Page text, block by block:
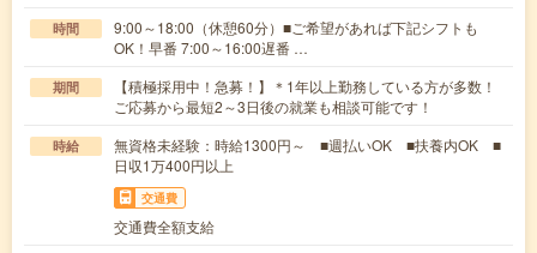
時間
9:00～18:00（休憩60分）■ご希望があれば下記シフトも
OK！早番 7:00～16:00遅番 …
期間
【積極採用中！急募！】＊1年以上勤務している方が多数！
ご応募から最短2～3日後の就業も相談可能です！
時給
無資格未経験：時給1300円～ ■週払いOK ■扶養内OK ■
日収1万400円以上
交通費
交通費全額支給